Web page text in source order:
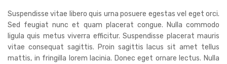
Suspendisse vitae libero quis urna posuere egestas vel eget orci.
Sed feugiat nunc et quam placerat congue. Nulla commodo
ligula quis metus viverra efficitur. Suspendisse placerat mauris
vitae consequat sagittis. Proin sagittis lacus sit amet tellus
mattis, in fringilla lorem lacinia. Donec eget ornare lectus. Nulla